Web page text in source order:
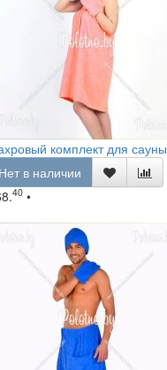
комплект для сауны
в наличии
40 •